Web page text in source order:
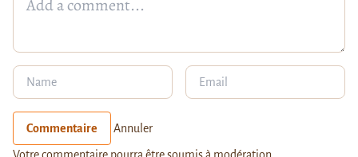
Commentaire Annuler
Votre commentaire pourra être soumis à modération.